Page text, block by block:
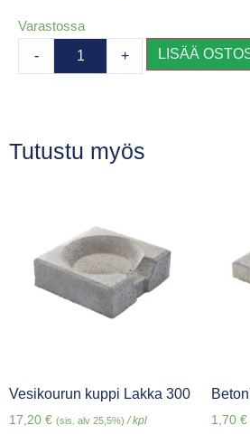
Varastossa
- + LISÄÄ
Tutustu myös
Vesikourun kuppi Lakka 300
17,20 € (sis. alv 25,5%) / kpl 1,70 €